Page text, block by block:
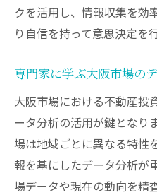
クを活用し、情報収集を効
り自信を持って意思決定を
専門家に学ぶ大阪市場の
大阪市場における不動産投
ータ分析の活用が鍵となり
場は地域ごとに異なる特性
報を基にしたデータ分析が
場データや現在の動向を精